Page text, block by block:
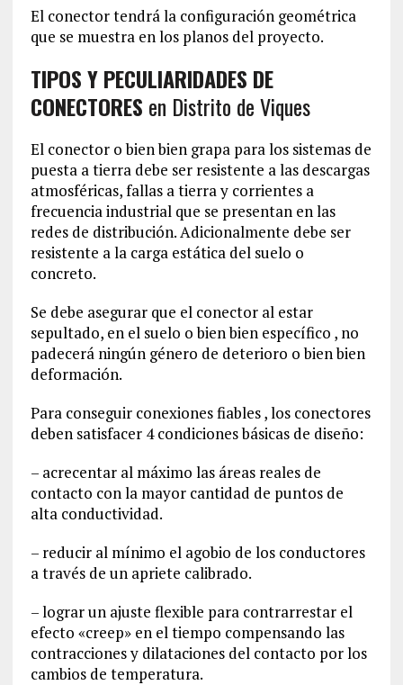
El conector tendrá la configuración geométrica
que se muestra en los planos del proyecto.
TIPOS Y PECULIARIDADES DE
CONECTORES en Distrito de Viques
El conector o bien bien grapa para los sistemas de
puesta a tierra debe ser resistente a las descargas
atmosféricas, fallas a tierra y corrientes a
frecuencia industrial que se presentan en las
redes de distribución. Adicionalmente debe ser
resistente a la carga estática del suelo o
concreto.
Se debe asegurar que el conector al estar
sepultado, en el suelo o bien bien específico , no
padecerá ningún género de deterioro o bien bien
deformación.
Para conseguir conexiones fiables , los conectores
deben satisfacer 4 condiciones básicas de diseño:
– acrecentar al máximo las áreas reales de
contacto con la mayor cantidad de puntos de
alta conductividad.
– reducir al mínimo el agobio de los conductores
a través de un apriete calibrado.
– lograr un ajuste flexible para contrarrestar el
efecto «creep» en el tiempo compensando las
contracciones y dilataciones del contacto por los
cambios de temperatura.